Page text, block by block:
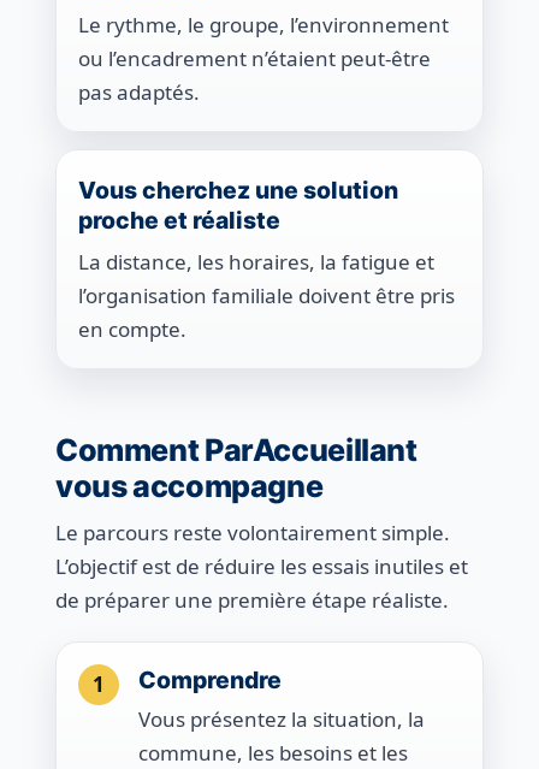
Le rythme, le groupe, l’environnement
ou l’encadrement n’étaient peut-être
pas adaptés.
Vous cherchez une solution
proche et réaliste
La distance, les horaires, la fatigue et
l’organisation familiale doivent être pris
en compte.
Comment ParAccueillant
vous accompagne
Le parcours reste volontairement simple.
L’objectif est de réduire les essais inutiles et
de préparer une première étape réaliste.
1 Comprendre
Vous présentez la situation, la
commune, les besoins et les